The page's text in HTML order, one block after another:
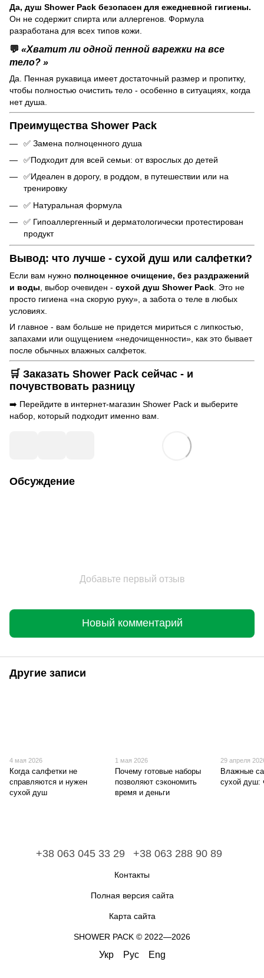
Да, душ Shower Pack безопасен для ежедневной гигиены.
Он не содержит спирта или аллергенов. Формула
разработана для всех типов кожи.
💬 «Хватит ли одной пенной варежки на все
тело? »
Да. Пенная рукавица имеет достаточный размер и пропитку,
чтобы полностью очистить тело - особенно в ситуациях, когда
нет душа.
Преимущества Shower Pack
✅ Замена полноценного душа
✅Подходит для всей семьи: от взрослых до детей
✅Идеален в дорогу, в роддом, в путешествии или на
тренировку
✅ Натуральная формула
✅ Гипоаллергенный и дерматологически протестирован
продукт
Вывод: что лучше - сухой душ или салфетки?
Если вам нужно полноценное очищение, без раздражений
и воды , выбор очевиден - сухой душ Shower Pack . Это не
просто гигиена «на скорую руку», а забота о теле в любых
условиях.
И главное - вам больше не придется мириться с липкостью,
запахами или ощущением «недочищенности», как это бывает
после обычных влажных салфеток.
🛒 Заказать Shower Pack сейчас - и
почувствовать разницу
➡️ Перейдите в интернет-магазин Shower Pack и выберите
набор, который подходит именно вам.
Обсуждение
Добавьте первый отзыв
Новый комментарий
Другие записи
4 мая 2026
Когда салфетки не
справляются и нужен
сухой душ
1 мая 2026
Почему готовые наборы
позволяют сэкономить
время и деньги
29 апреля
Влажные
сухой душ:
+38 063 045 33 29 +38 063 288 90 89
Контакты
Полная версия сайта
Карта сайта
​​​​​​​SHOWER PACK © 2022—2026
Укр Рус Eng